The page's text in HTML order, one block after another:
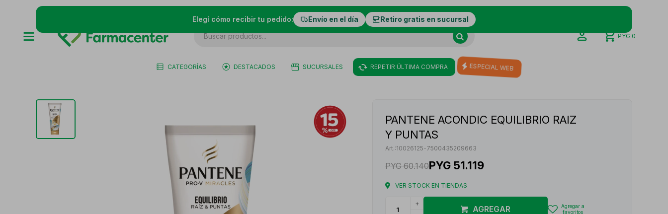
Elegí cómo recibir tu pedido: Envío en el día Retiro gratis en sucursal
CATEGORÍAS DESTACADOS SUCURSALES REPETIR ÚLTIMA COMPRA ESPECIAL WEB
PYG 0
PANTENE ACONDIC EQUILIBRIO RAIZ
Y PUNTAS
10026125-7500435209663
PYG 60.140PYG 51.119
VER STOCK EN TIENDAS
+
AGREGAR